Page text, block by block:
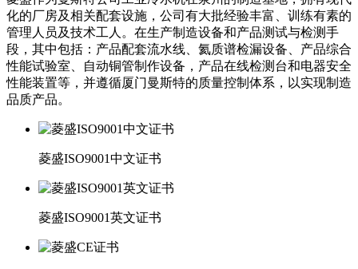
化的厂房及相关配套设施，公司有大批经验丰富、训练有素的
管理人员及技术工人。在生产制造设备和产品测试与检测手
段，其中包括：产品配套流水线、氦质谱检漏设备、产品综合
性能试验室、自动铜管制作设备，产品在线检测台和电器安全
性能装置等，并遵循厦门曼斯特的质量控制体系，以实现制造
品质产品。
菱盛ISO9001中文证书
菱盛ISO9001英文证书